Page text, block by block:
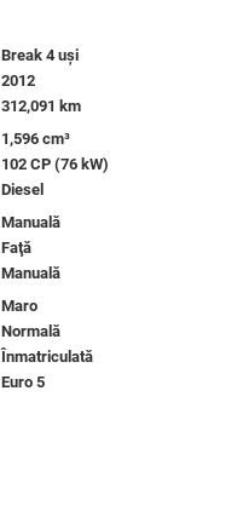
Break 4 uşi
2012
312,091 km
1,596 cm³
102 CP (76 kW)
Diesel
Manuală
Faţă
Manuală
Maro
Normală
Înmatriculată
Euro 5